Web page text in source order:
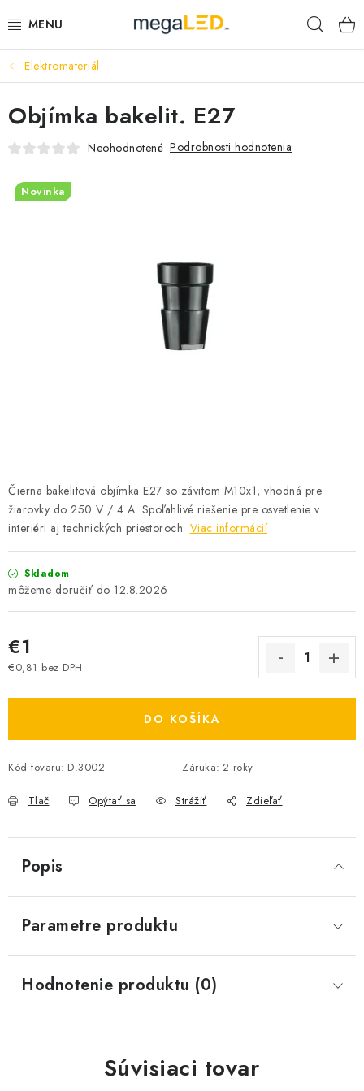
na
PRIEMYSEL
SVIETIDLÁ
ŽIAROVKY A TRUBICE
PRACOVNÉ SVIETIDLÁ
OBCHODNÉ PODMIENKY
KONTAKTY
O NÁS - MEGALED & JANTON ZÁKAMENNÉ
Obchodné podmienky
O nás - MEGALED & JANTON Zákamenné
Zľavy pre profíkov
Hodnotenie obchodu Moja objednávka
Elektromateriál
Čierna bakelitová objímka E27 so závitom M10x1, vhodná pre
žiarovky do 250 V / 4 A. Spoľahlivé riešenie pre osvetlenie v
interiéri aj technických priestoroch. Viac informácií
Skladom
12.8.2026
€1
€0,81 bez DPH
DO KOŠÍKA
Kód tovaru: D.3002 Záruka: 2 roky
Tlač Opýtať sa Strážiť Zdieľať
Objímka bakelit. E27
Neohodnotené Podrobnosti hodnotenia
Novinka
Popis
Parametre produktu
Hodnotenie produktu (0)
Súvisiaci tovar